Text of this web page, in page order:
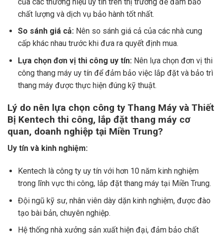
chất lượng và dịch vụ bảo hành tốt nhất.
So sánh giá cả:Nên so sánh giá cả của các nhà cung
cấp khác nhau trước khi đưa ra quyết định mua.
Lựa chọn đơn vị thi công uy tín:Nên lựa chọn đơn vị thi
công thang máy uy tín để đảm bảo việc lắp đặt và bảo trì
thang máy được thực hiện đúng kỹ thuật.
Lý do nên lựa chọn công ty Thang Máy và Thiết
Bị Kentech thi công, lắp đặt thang máy cơ
quan, doanh nghiệp tại Miền Trung?
Uy tín và kinh nghiệm:
Kentech là công ty uy tín với hơn 10 năm kinh nghiệm
trong lĩnh vực thi công, lắp đặt thang máy tại Miền Trung.
Đội ngũ kỹ sư, nhân viên dày dặn kinh nghiệm, được đào
tạo bài bản, chuyên nghiệp.
Hệ thống nhà xưởng sản xuất hiện đại, đảm bảo chất